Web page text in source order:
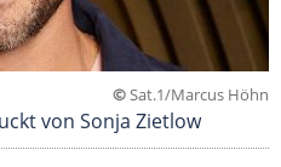
©Sat.1/Marcus Höhn
von Sonja Zietlow